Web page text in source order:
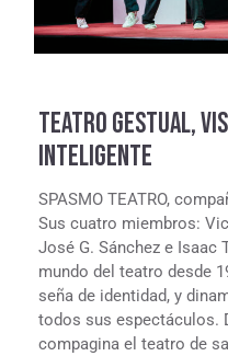
TEATRO GESTUAL,
INTELIGENTE
SPASMO TEATRO,
Sus cuatro miembros:
José G. Sánchez e Isaac
mundo del teatro desde
seña de identidad, y
todos sus espectáculos.
compagina el teatro de